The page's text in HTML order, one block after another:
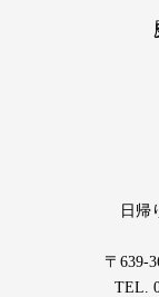
日帰
〒639-
TEL.